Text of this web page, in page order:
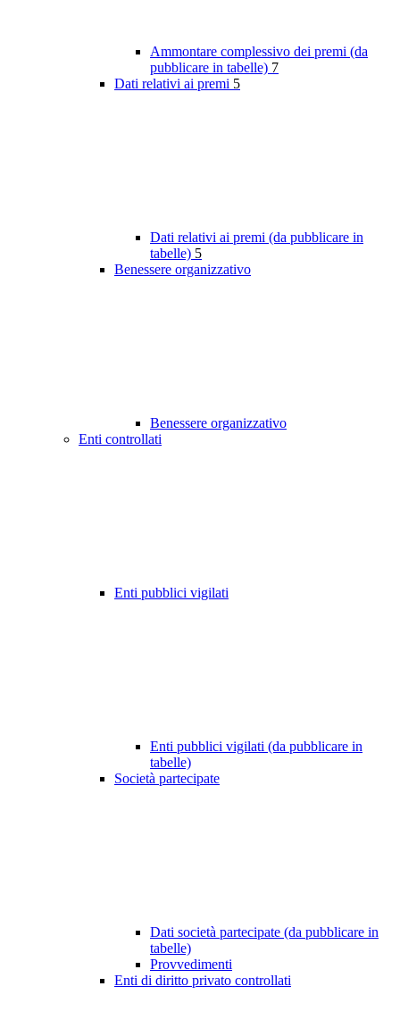
Ammontare complessivo dei premi (da
pubblicare in tabelle) 7
Dati relativi ai premi 5
Dati relativi ai premi (da pubblicare in
tabelle) 5
Benessere organizzativo
Benessere organizzativo
Enti controllati
Enti pubblici vigilati
Enti pubblici vigilati (da pubblicare in
tabelle)
Società partecipate
Dati società partecipate (da pubblicare in
tabelle)
Provvedimenti
Enti di diritto privato controllati